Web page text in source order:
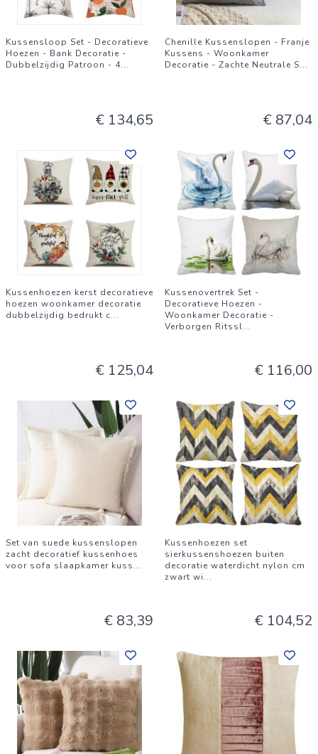
Kussensloop Set - Decoratieve
Hoezen - Bank Decoratie -
Dubbelzijdig Patroon - 4...
€ 134,65
Chenille Kussenslopen - Franje
Kussens - Woonkamer
Decoratie - Zachte Neutrale S...
€ 87,04
Kussenhoezen kerst decoratieve
hoezen woonkamer decoratie
dubbelzijdig bedrukt c...
€ 125,04
Kussenovertrek Set -
Decoratieve Hoezen -
Woonkamer Decoratie -
Verborgen Ritssl...
€ 116,00
Set van suede kussenslopen
zacht decoratief kussenhoes
voor sofa slaapkamer kuss...
€ 83,39
Kussenhoezen set
sierkussenshoezen buiten
decoratie waterdicht nylon cm
zwart wi...
€ 104,52